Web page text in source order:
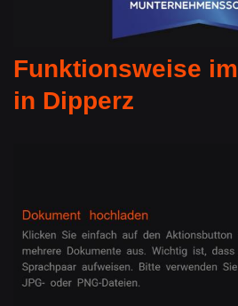
Funktionsweise
in Dipperz